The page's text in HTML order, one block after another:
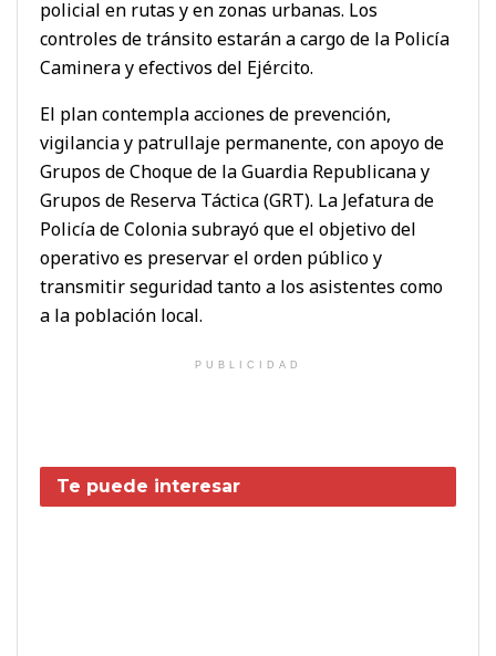
policial en rutas y en zonas urbanas. Los
controles de tránsito estarán a cargo de la Policía
Caminera y efectivos del Ejército.
El plan contempla acciones de prevención,
vigilancia y patrullaje permanente, con apoyo de
Grupos de Choque de la Guardia Republicana y
Grupos de Reserva Táctica (GRT). La Jefatura de
Policía de Colonia subrayó que el objetivo del
operativo es preservar el orden público y
transmitir seguridad tanto a los asistentes como
a la población local.
PUBLICIDAD
Te puede interesar